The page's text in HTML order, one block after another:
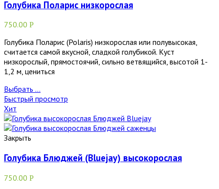
Голубика Поларис низкорослая
750.00 Р
Голубика Поларис (Polaris) низкорослая или полувысокая,
считается самой вкусной, сладкой голубикой. Куст
низкорослый, прямостоячий, сильно ветвящийся, высотой 1-
1,2 м, цениться
Выбрать ...
Быстрый просмотр
Хит
Закрыть
Голубика Блюджей (Bluejay) высокорослая
750.00 Р